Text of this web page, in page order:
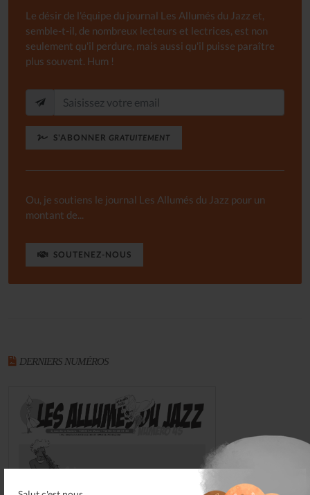
Le désir de l'équipe du journal Les Allumés du Jazz et,
semble-t-il, de nombreux lecteurs et lectrices, est non
seulement qu'il perdure, mais aussi qu'il puisse paraître
plus souvent. Hum !
S'ABONNER GRATUITEMENT
Ou, je soutiens le journal Les Allumés du Jazz pour un
montant de...
SOUTENEZ-NOUS
DERNIERS NUMÉROS